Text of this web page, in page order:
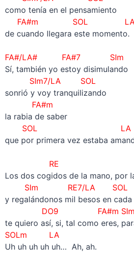
como tenía en el pensamiento
FA#m SOL LA
de cuando llegara este momento.
FA#/LA# FA#7 SIm
Sí, también yo estoy disimulando
SIm7/LA SOL
sonrió y voy tranquilizando
FA#m
la rabia de saber
SOL LA
que por primera vez estaba
RE
Los dos cogidos de la mano, por
SIm RE7/LA SOL
y regalándonos mil besos en
DO9 FA#m SIm
te quiero así, si, tal como eres,
SOLm LA
Uh uh uh uh uh… Ah, ah.